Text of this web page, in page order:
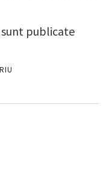
publicate